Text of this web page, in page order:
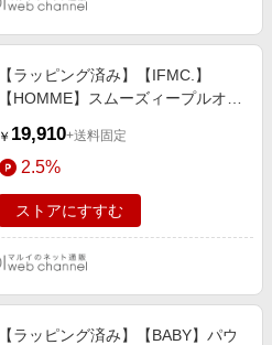
【ラッピング済み】【IFMC.】
【HOMME】スムーズィープルオー
￥ 19,910+送料固定
2.5%
ストアにすすむ
【ラッピング済み】【BABY】パウ